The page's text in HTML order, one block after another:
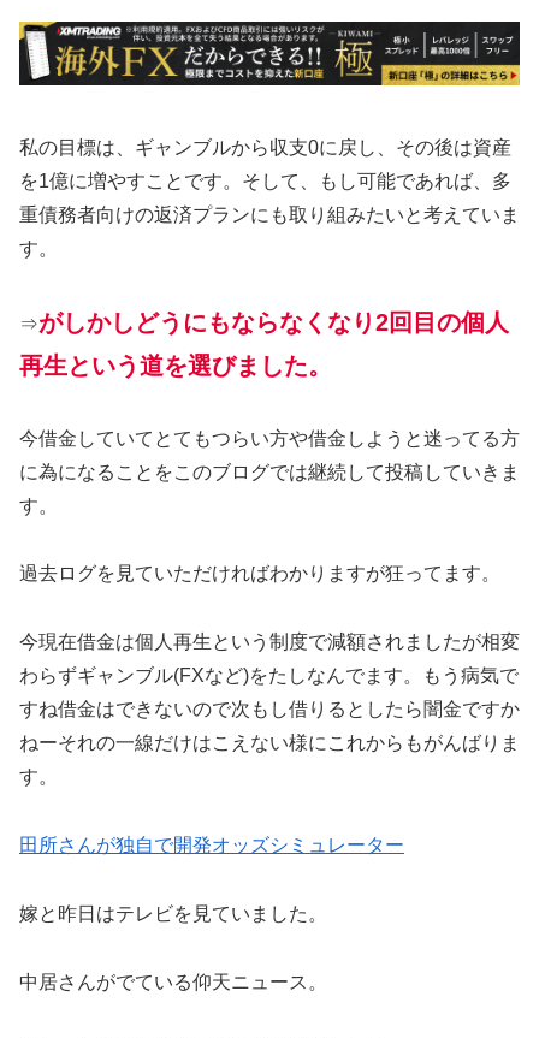
私の目標は、ギャンブルから収支0に戻し、その後は資産
を1億に増やすことです。そして、もし可能であれば、多
重債務者向けの返済プランにも取り組みたいと考えていま
す。
⇒がしかしどうにもならなくなり2回目の個人
再生という道を選びました。
今借金していてとてもつらい方や借金しようと迷ってる方
に為になることをこのブログでは継続して投稿していきま
す。
過去ログを見ていただければわかりますが狂ってます。
今現在借金は個人再生という制度で減額されましたが相変
わらずギャンブル(FXなど)をたしなんでます。もう病気で
すね借金はできないので次もし借りるとしたら闇金ですか
ねーそれの一線だけはこえない様にこれからもがんばりま
す。
田所さんが独自で開発オッズシミュレーター
嫁と昨日はテレビを見ていました。
中居さんがでている仰天ニュース。